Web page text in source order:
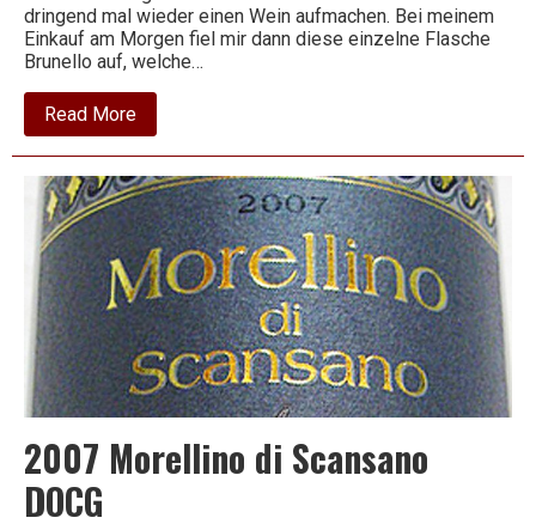
dringend mal wieder einen Wein aufmachen. Bei meinem
Einkauf am Morgen fiel mir dann diese einzelne Flasche
Brunello auf, welche…
Read Moreabout
2004
Brunello
Montalcino
DOCG
2007 Morellino di Scansano
DOCG